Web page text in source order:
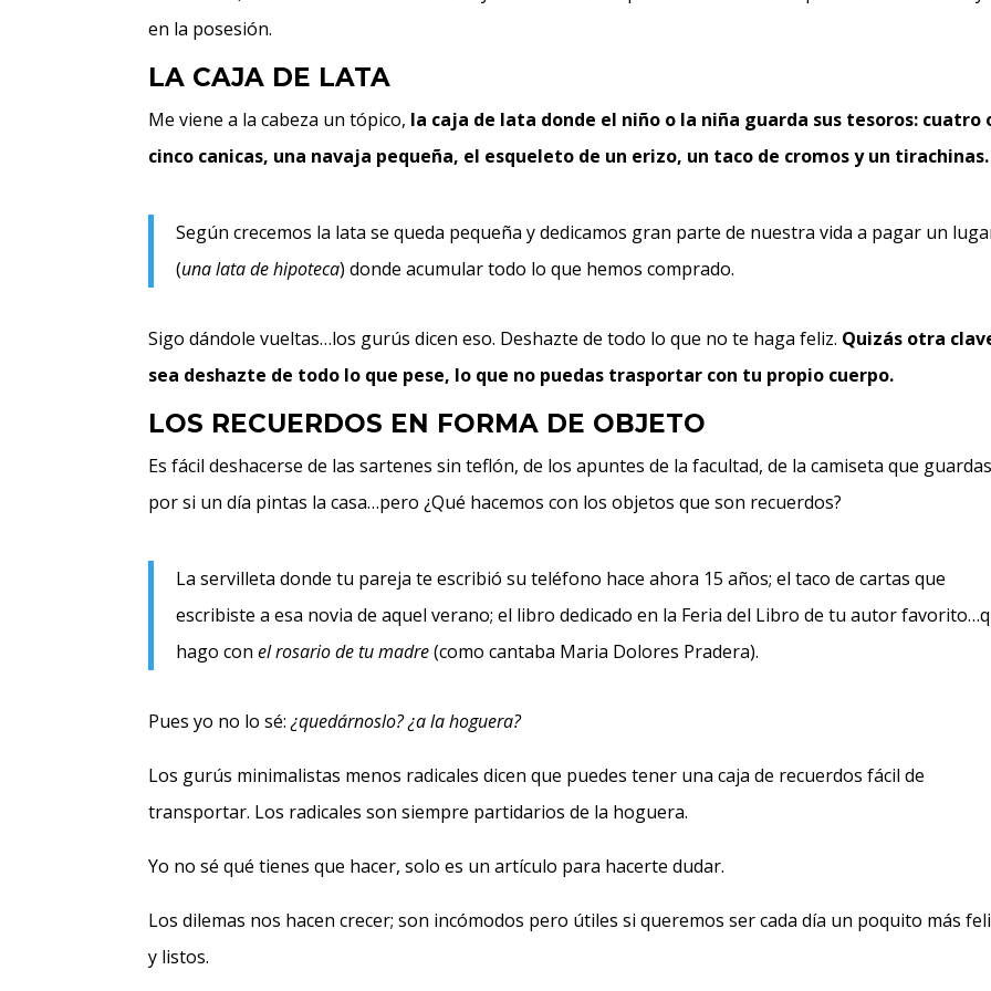
en la posesión.
LA CAJA DE LATA
Me viene a la cabeza un tópico, la caja de lata donde el niño o la niña guarda sus tesoros: cuatro
cinco canicas, una navaja pequeña, el esqueleto de un erizo, un taco de cromos y un tirachinas.
Según crecemos la lata se queda pequeña y dedicamos gran parte de nuestra vida a pagar un
(una lata de hipoteca) donde acumular todo lo que hemos comprado.
Sigo dándole vueltas…los gurús dicen eso. Deshazte de todo lo que no te haga feliz. Quizás otra
sea deshazte de todo lo que pese, lo que no puedas trasportar con tu propio cuerpo.
LOS RECUERDOS EN FORMA DE OBJETO
Es fácil deshacerse de las sartenes sin teflón, de los apuntes de la facultad, de la camiseta que guardas
por si un día pintas la casa…pero ¿Qué hacemos con los objetos que son recuerdos?
La servilleta donde tu pareja te escribió su teléfono hace ahora 15 años; el taco de cartas que
escribiste a esa novia de aquel verano; el libro dedicado en la Feria del Libro de tu autor
hago conel rosario de tu madre(como cantaba Maria Dolores Pradera).
Pues yo no lo sé:¿quedárnoslo? ¿a la hoguera?
Los gurús minimalistas menos radicales dicen que puedes tener una caja de recuerdos fácil de
transportar. Los radicales son siempre partidarios de la hoguera.
Yo no sé qué tienes que hacer, solo es un artículo para hacerte dudar.
Los dilemas nos hacen crecer; son incómodos pero útiles si queremos ser cada día un poquito más
y listos.